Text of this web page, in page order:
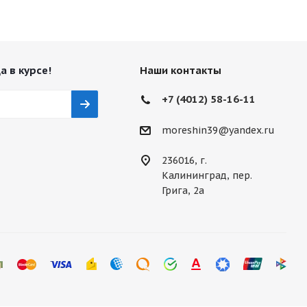
в курсе! Наши контакты
+7 (4012) 58-16-11
moreshin39@yandex.ru
236016, г.
Калининград, пер.
Грига, 2а